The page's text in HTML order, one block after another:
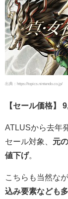
出典：https://topics.nintendo.co.jp/
【セール価格】
ATLUSから去年
セール対象、 元
値下げ。
こちらも当然な
込み要素なども